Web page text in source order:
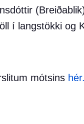
í langstökki og
mótsins hér.